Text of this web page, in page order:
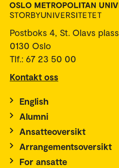
Postboks 4, St. Olavs plass
0130 Oslo
Tlf.: 67 23 50 00
Kontakt oss
English
Alumni
Ansatteoversikt
Arrangementsoversikt
For ansatte